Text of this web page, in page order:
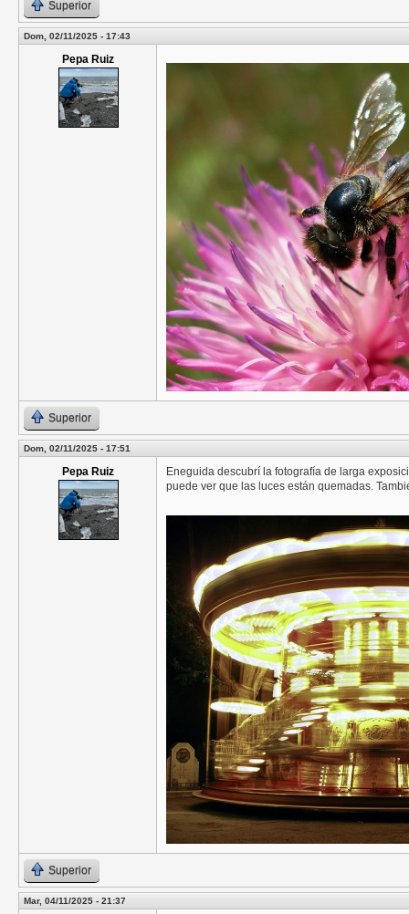
Superior
Dom, 02/11/2025 - 17:43
Pepa Ruiz
Superior
Dom, 02/11/2025 - 17:51
Pepa Ruiz
Eneguida descubrí la fotografía de larga
puede ver que las luces están quemadas.
Superior
Mar, 04/11/2025 - 21:37